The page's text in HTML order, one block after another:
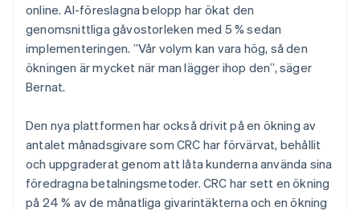
online. AI-föreslagna belopp har ökat den
genomsnittliga gåvostorleken med 5 % sedan
implementeringen. ”Vår volym kan vara hög, så den
ökningen är mycket när man lägger ihop den”, säger
Bernat.
Den nya plattformen har också drivit på en ökning av
antalet månadsgivare som CRC har förvärvat, behållit
och uppgraderat genom att låta kunderna använda sina
föredragna betalningsmetoder. CRC har sett en ökning
på 24 % av de månatliga givarintäkterna och en ökning